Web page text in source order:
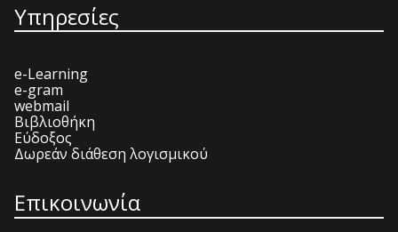
Υπηρεσίες
e-Learning
e-gram
webmail
Βιβλιοθήκη
Εύδοξος
Δωρεάν διάθεση λογισμικού
Επικοινωνία